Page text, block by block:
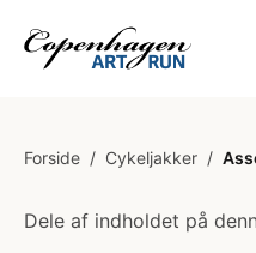
Forside / Cykeljakker /
Dele af indholdet på